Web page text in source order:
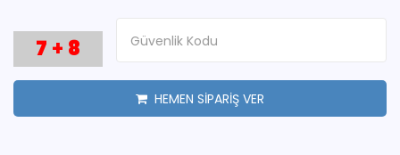
7 + 8
HEMEN SİPARİŞ VER